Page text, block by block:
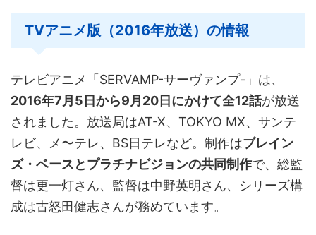
TVアニメ版（2016年放送）の情報
テレビアニメ「SERVAMP-サーヴァンプ-」は、
2016年7月5日から9月20日にかけて全12話が放送
されました。放送局はAT-X、TOKYO MX、サンテ
レビ、メ〜テレ、BS日テレなど。制作はブレイン
ズ・ベースとプラチナビジョンの共同制作で、総監
督は更一灯さん、監督は中野英明さん、シリーズ構
成は古怒田健志さんが務めています。